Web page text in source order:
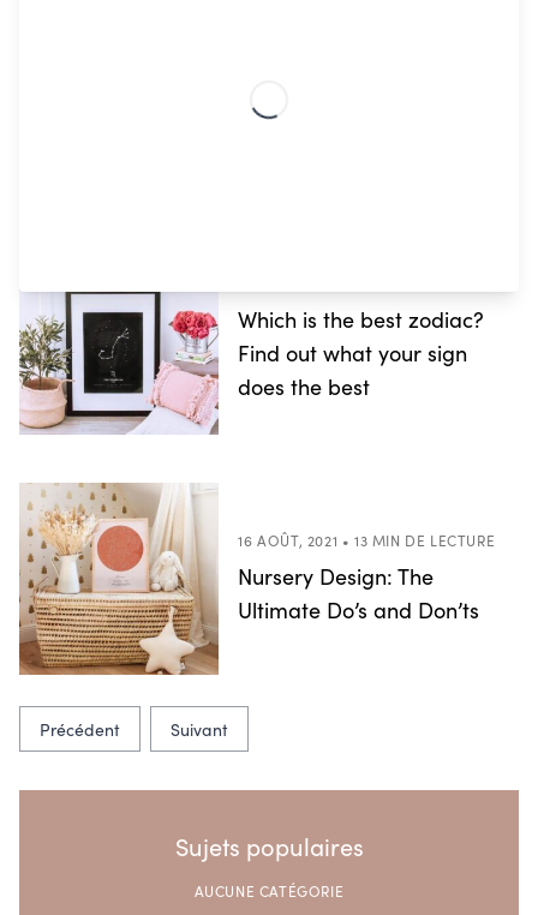
Decor Ideas
Which is the best zodiac?
Find out what your sign
does the best
16 AOÛT, 2021 • 13 MIN DE LECTURE
Nursery Design: The
Ultimate Do’s and Don’ts
Précédent Suivant
Sujets populaires
AUCUNE CATÉGORIE